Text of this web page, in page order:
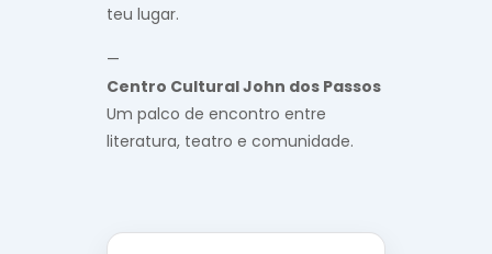
teu lugar.
—
Centro Cultural John dos Passos
Um palco de encontro entre
literatura, teatro e comunidade.